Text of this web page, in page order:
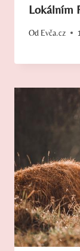
Lokálním
Od Evča.cz